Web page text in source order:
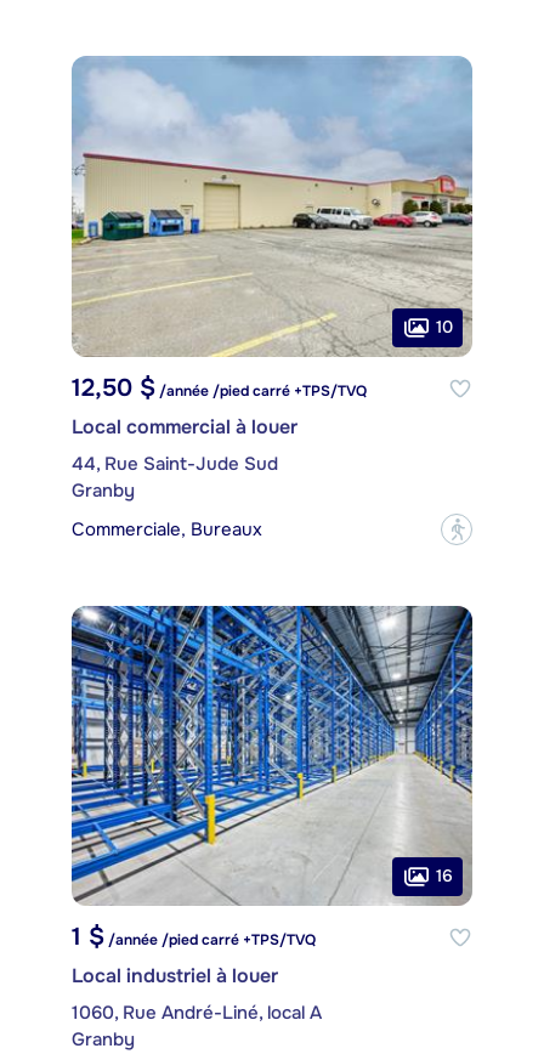
10
12,50 $ /année /pied carré +TPS/TVQ
Local commercial à louer
44, Rue Saint-Jude Sud
Granby
Commerciale, Bureaux
?
16
1 $/année /pied carré +TPS/TVQ
Local industriel à louer
1060, Rue André-Liné, local A
Granby